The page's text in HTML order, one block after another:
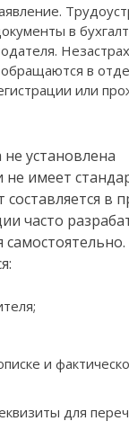
в
в
или
установлена
имеет
в
часто
и
для